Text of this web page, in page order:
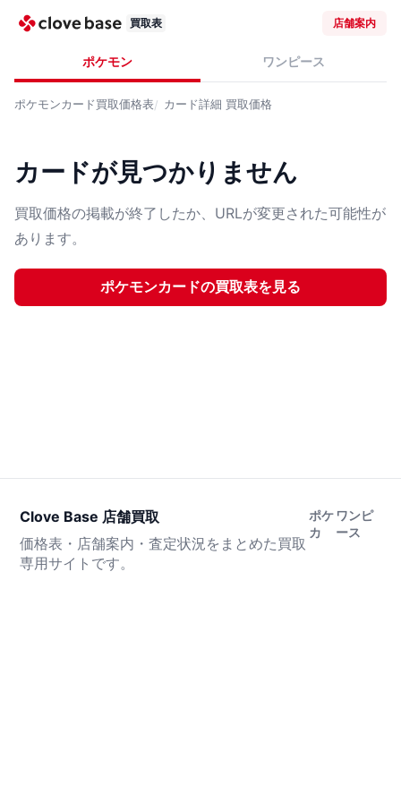
買取表 店舗案内
ポケモン ワンピース
ポケモンカード買取価格表 カード詳細 買取価格
カードが見つかりません
買取価格の掲載が終了したか、URLが変更された可能性が
あります。
ポケモンカードの買取表を見る
Clove Base 店舗買取
価格表・店舗案内・査定状況をまとめた買取
専用サイトです。
ポケ
カ
ワンピ
ース